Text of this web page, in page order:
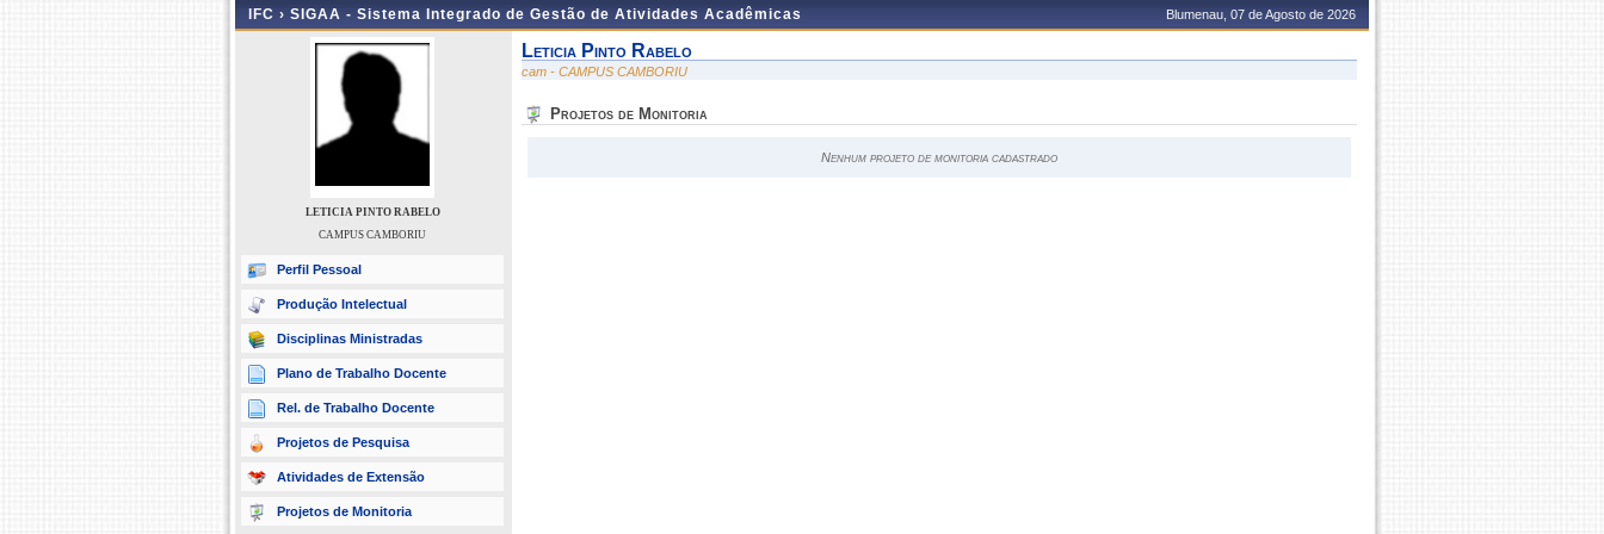
IFC › SIGAA - Sistema Integrado de Gestão de Atividades Acadêmicas Blumenau, 07 de Agosto de 2026
LETICIA PINTO RABELO
CAMPUS CAMBORIU
Perfil Pessoal
Produção Intelectual
Disciplinas Ministradas
Plano de Trabalho Docente
Rel. de Trabalho Docente
Projetos de Pesquisa
Atividades de Extensão
Projetos de Monitoria
Leticia Pinto Rabelo
cam - CAMPUS CAMBORIU
Projetos de Monitoria
Nenhum projeto de monitoria cadastrado